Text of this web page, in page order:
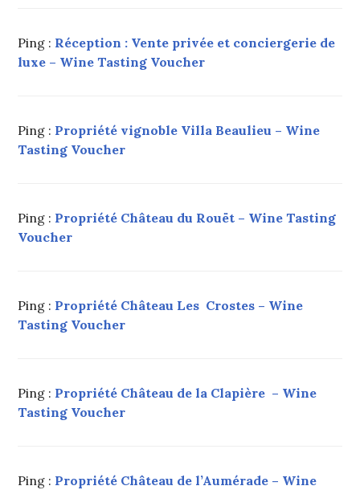
:
L'INNOVATION
DE
L'OENO-
ROUTE
ŒNOTOURISTIQUE
VIN
TOURISME,
TOURISM
TOUR,
Ping : Réception : Vente privée et conciergerie de
luxe – Wine Tasting Voucher
Ping : Propriété vignoble Villa Beaulieu – Wine
Tasting Voucher
Ping : Propriété Château du Rouët – Wine Tasting
Voucher
Ping : Propriété Château Les Crostes – Wine
Tasting Voucher
Ping : Propriété Château de la Clapière – Wine
Tasting Voucher
Ping : Propriété Château de l’Aumérade – Wine